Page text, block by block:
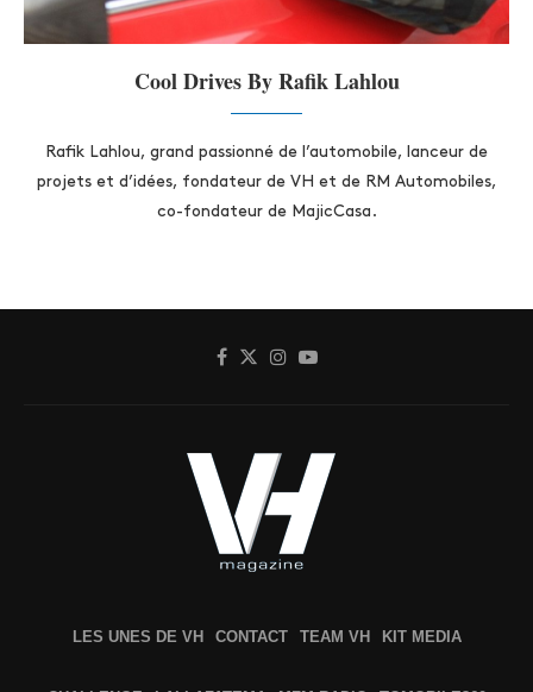
Cool Drives By Rafik Lahlou
Rafik Lahlou, grand passionné de l’automobile, lanceur de
projets et d’idées, fondateur de VH et de RM Automobiles,
co-fondateur de MajicCasa.
LES UNES DE VH CONTACT TEAM VH KIT MEDIA